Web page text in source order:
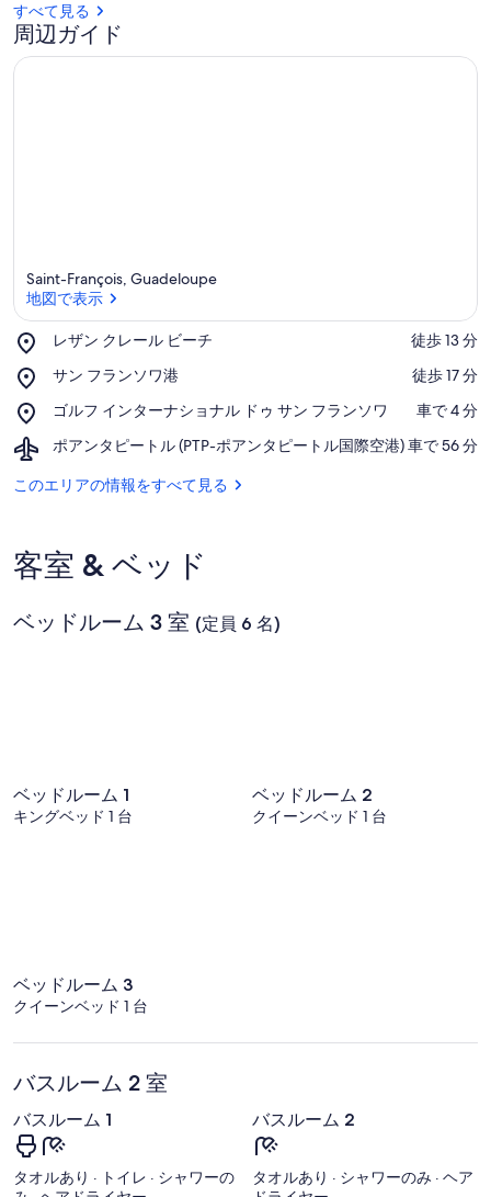
すべて見る
周辺ガイド
Saint-François, Guadeloupe
地図で表示
レザン クレール ビーチ
Place,
ザ
ン
ク
レ
ー
ル
ビ
‪徒歩 13 分‬
サン フランソワ港
Place,
ン
ラ
ソ
‪徒歩 17 分‬
ゴルフ インターナショナル ドゥ サン フランソワ
Place,
ル
イ
ー
ナ
ナ
ン
ソ
ワ
‪車で 4 分‬
ポアンタピートル (PTP-ポアンタピートル国際空港)
Airport,
ア
ー
ト
(PTP-
国
際
‪車で 56 分‬
このエリアの情報をすべて見る
客室 & ベッド
ベッドルーム 3 室 (定員 6 名)
ベッドルーム 1
キングベッド 1 台
ベッドルーム 2
クイーンベッド 1 台
ベッドルーム 3
クイーンベッド 1 台
バスルーム 2 室
バスルーム 1
タオルあり · トイレ · シャワーの
バスルーム 2
タオルあり · シャワーのみ · ヘア